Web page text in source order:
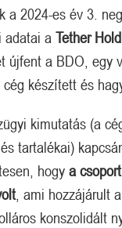
a 2024-es év 3.
adatai a Tether
újfent a BDO, egy
készített és
kimutatás (a
tartalékai)
hogy a
, ami hozzájárult
konszolidált